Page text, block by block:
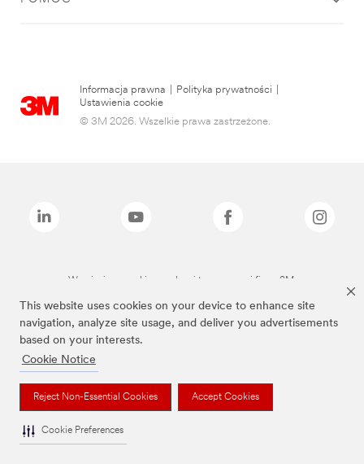
This website uses cookies on your device to enhance site
navigation, analyze site usage, and deliver you advertisements
based on your interests.
Cookie Notice
Reject Non-Essential Cookies Accept Cookies
Cookie Preferences
Informacja prawna Polityka prywatności
Ustawienia cookie
© 3M 2026. Wszelkie prawa zastrzeżone.
Wymienione marki są znakami towarowymi firmy 3M.